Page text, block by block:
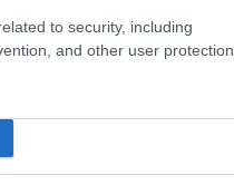
to security, including
and other user protection.